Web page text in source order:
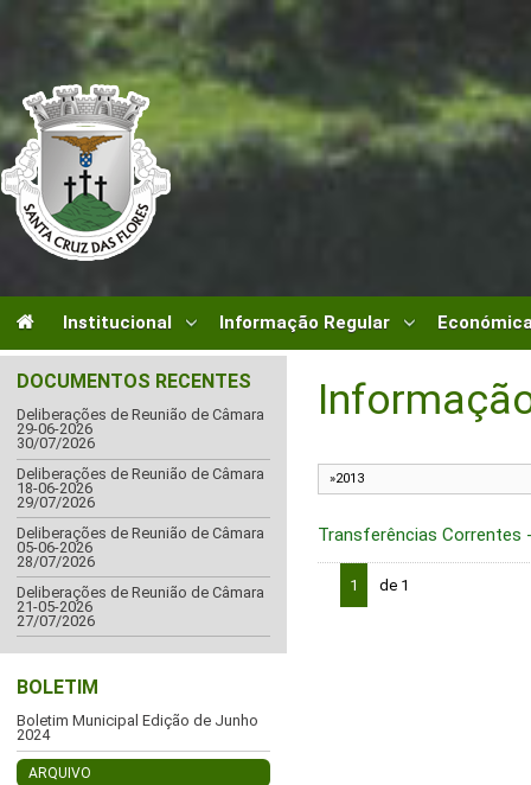
Institucional Informação Regular
DOCUMENTOS RECENTES
Deliberações de Reunião de Câmara
29-06-2026
30/07/2026
Deliberações de Reunião de Câmara
18-06-2026
29/07/2026
Deliberações de Reunião de Câmara
05-06-2026
28/07/2026
Deliberações de Reunião de Câmara
21-05-2026
27/07/2026
BOLETIM
Boletim Municipal Edição de Junho
2024
ARQUIVO
Transferências Correntes
1 de 1